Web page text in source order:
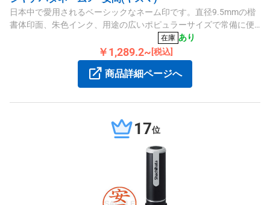
日本中で愛用されるベーシックなネーム印です。直径9.5mmの楷
書体印面、朱色インク、用途の広いポピュラーサイズで常備に便
在庫 あり
￥1,289.2~ [税込]
商品詳細ページへ
17位